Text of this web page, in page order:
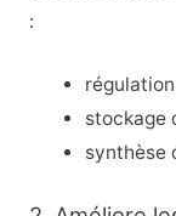
:
stockage
synthèse